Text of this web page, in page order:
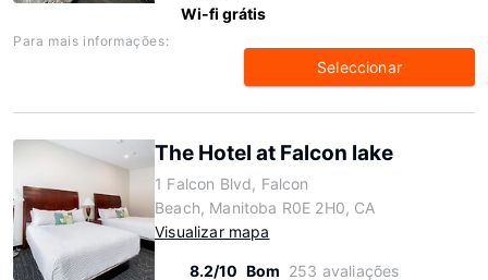
Wi-fi grátis
Para mais informações:
Seleccionar
The Hotel at Falcon lake
1 Falcon Blvd, Falcon
Beach, Manitoba R0E 2H0, CA
Visualizar mapa
8.2/10 Bom 253 avaliações